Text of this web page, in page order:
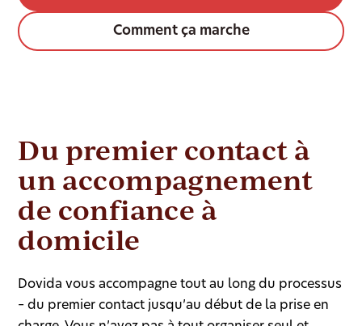
Comment ça marche
Du premier contact à
un accompagnement
de confiance à
domicile
Dovida vous accompagne tout au long du processus
– du premier contact jusqu’au début de la prise en